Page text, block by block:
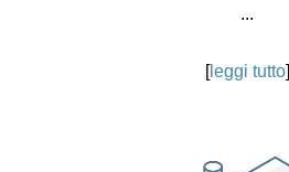
...
[leggi tutto]